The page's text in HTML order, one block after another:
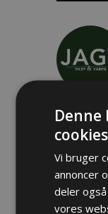
Emne
Læs
Danske
cookies
Vi bruger
annoncer
deler
vores